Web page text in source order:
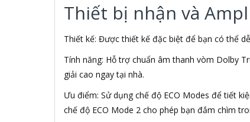
Allen Heath
ALLOYSEED
Alphun
Alps
Âm nhạc
AMAZON
AmazonBasics
AMD
Thiết bị nhận và
Thiết kế: Được thiết kế đặc biệt để bạn có thể
Tính năng: Hỗ trợ chuẩn âm thanh vòm Dolby
giải cao ngay tại nhà.
Ưu điểm: Sử dụng chế độ ECO Modes để tiết
chế độ ECO Mode 2 cho phép bạn đắm chìm